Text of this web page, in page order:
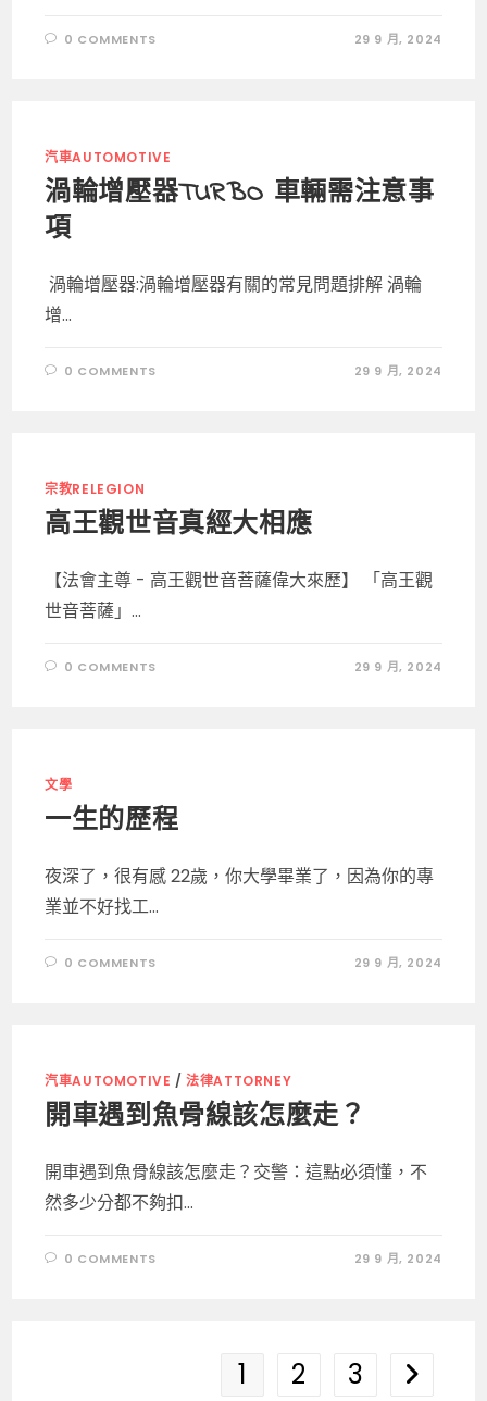
0 COMMENTS 29 9 月, 2024
汽車AUTOMOTIVE
渦輪增壓器TURBO 車輛需注意事
項
渦輪增壓器:渦輪增壓器有關的常見問題排解 渦輪
增...
0 COMMENTS 29 9 月, 2024
宗教RELEGION
高王觀世音真經大相應
【法會主尊 - 高王觀世音菩薩偉大來歷】 「高王觀
世音菩薩」...
0 COMMENTS 29 9 月, 2024
文學
一生的歷程
夜深了，很有感 22歲，你大學畢業了，因為你的專
業並不好找工...
0 COMMENTS 29 9 月, 2024
汽車AUTOMOTIVE /法律ATTORNEY
開車遇到魚骨線該怎麼走？
開車遇到魚骨線該怎麼走？交警：這點必須懂，不
然多少分都不夠扣...
0 COMMENTS 29 9 月, 2024
1 2 3 Go to the